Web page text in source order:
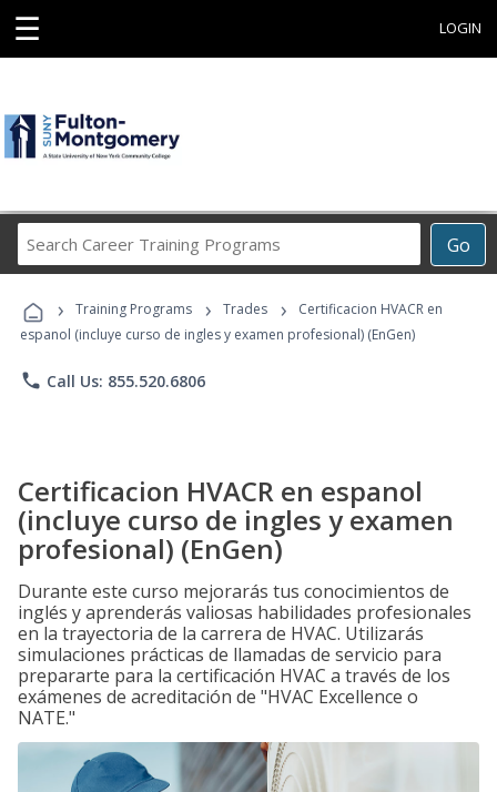
☰ LOGIN
Go
Career
Programs
› Training Programs › Trades ›
Certificacion HVACR en
espanol (incluye curso de ingles y examen profesional) (EnGen)
phone Call Us: 855.520.6806
Certificacion HVACR en espanol
(incluye curso de ingles y examen
profesional) (EnGen)
Durante este curso mejorarás tus conocimientos de
inglés y aprenderás valiosas habilidades profesionales
en la trayectoria de la carrera de HVAC. Utilizarás
simulaciones prácticas de llamadas de servicio para
prepararte para la certificación HVAC a través de los
exámenes de acreditación de "HVAC Excellence o
NATE."